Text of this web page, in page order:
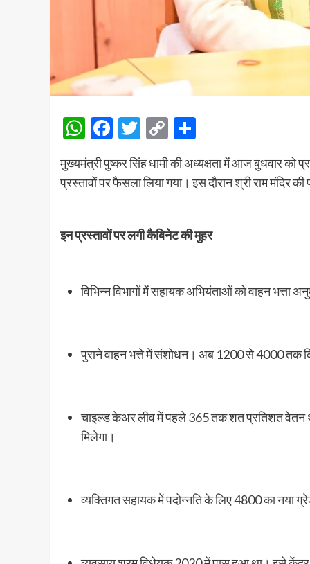
WhatsApp
Facebook
Twitter
Copy
Link
मुख्यमंत्री पुष्कर सिंह धामी की अध्यक्षता में आज बुधवार
प्रस्तावों पर फैसला लिया गया। इस दौरान श्री राम मंदिर की
इन प्रस्तावों पर लगी कैबिनेट की मुहर
विभिन्न विभागों में सहायक अभियंताओं को वाहन भत्ता
पुराने वाहन भत्ते में संशोधन। अब 1200 से 4000 तक
चाइल्ड केअर लीव में पहले 365 तक शत प्रतिशत वेतन
मिलेगा।
व्यक्तिगत सहायक में पदोन्नति के लिए 4800 का नया